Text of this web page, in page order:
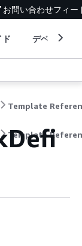
お問い合わせフィー
ド デベロッパ
Template
Template